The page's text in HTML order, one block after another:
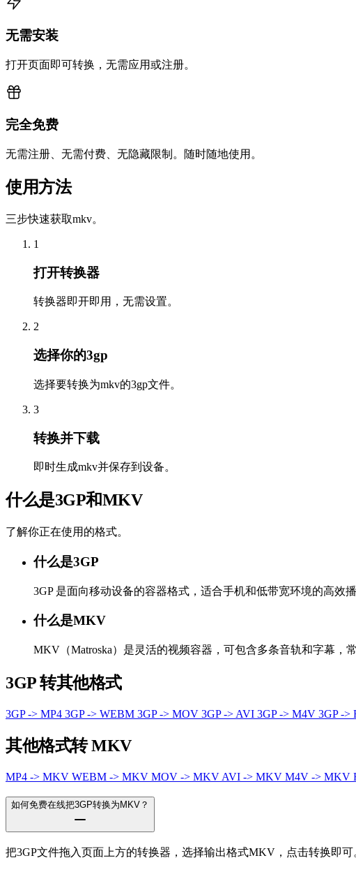
无需安装
打开页面即可转换，无需应用或注册。
完全免费
无需注册、无需付费、无隐藏限制。随时随地使用。
使用方法
三步快速获取mkv。
1
打开转换器
转换器即开即用，无需设置。
2
选择你的3gp
选择要转换为mkv的3gp文件。
3
转换并下载
即时生成mkv并保存到设备。
什么是3GP和MKV
了解你正在使用的格式。
什么是3GP
3GP 是面向移动设备的容器格式，适合手机和低带宽环境的高效播
什么是MKV
MKV（Matroska）是灵活的视频容器，可包含多条音轨和字幕，
3GP 转其他格式
3GP -> MP4 3GP -> WEBM 3GP -> MOV 3GP -> AVI 3GP -> M4V 3GP ->
其他格式转 MKV
MP4 -> MKV WEBM -> MKV MOV -> MKV AVI -> MKV M4V -> MKV
如何免费在线把3GP转换为MKV？
把3GP文件拖入页面上方的转换器，选择输出格式MKV，点击转换即